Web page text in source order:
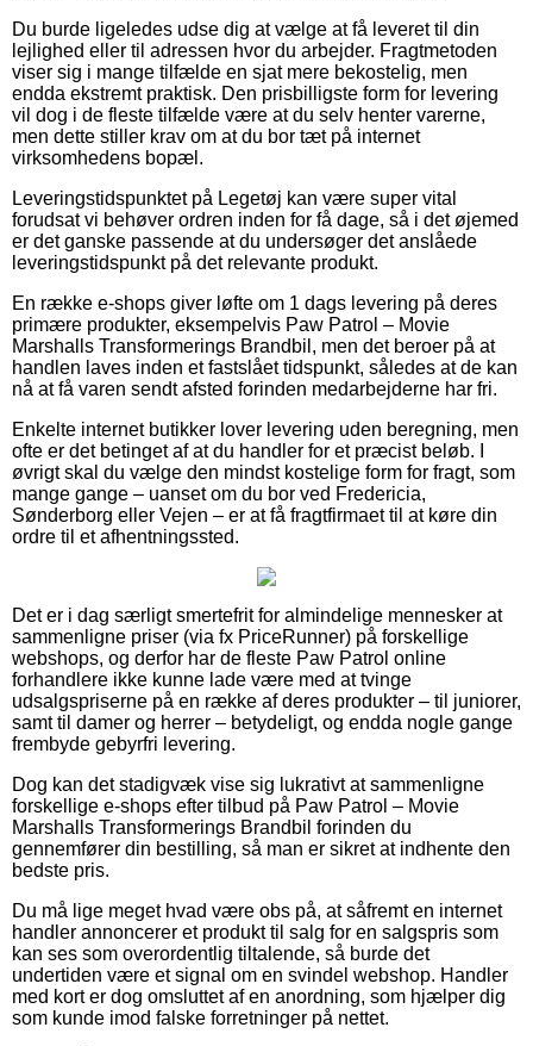
Du burde ligeledes udse dig at vælge at få leveret til din
lejlighed eller til adressen hvor du arbejder. Fragtmetoden
viser sig i mange tilfælde en sjat mere bekostelig, men
endda ekstremt praktisk. Den prisbilligste form for levering
vil dog i de fleste tilfælde være at du selv henter varerne,
men dette stiller krav om at du bor tæt på internet
virksomhedens bopæl.
Leveringstidspunktet på Legetøj kan være super vital
forudsat vi behøver ordren inden for få dage, så i det øjemed
er det ganske passende at du undersøger det anslåede
leveringstidspunkt på det relevante produkt.
En række e-shops giver løfte om 1 dags levering på deres
primære produkter, eksempelvis Paw Patrol – Movie
Marshalls Transformerings Brandbil, men det beroer på at
handlen laves inden et fastslået tidspunkt, således at de kan
nå at få varen sendt afsted forinden medarbejderne har fri.
Enkelte internet butikker lover levering uden beregning, men
ofte er det betinget af at du handler for et præcist beløb. I
øvrigt skal du vælge den mindst kostelige form for fragt, som
mange gange – uanset om du bor ved Fredericia,
Sønderborg eller Vejen – er at få fragtfirmaet til at køre din
ordre til et afhentningssted.
Det er i dag særligt smertefrit for almindelige mennesker at
sammenligne priser (via fx PriceRunner) på forskellige
webshops, og derfor har de fleste Paw Patrol online
forhandlere ikke kunne lade være med at tvinge
udsalgspriserne på en række af deres produkter – til juniorer,
samt til damer og herrer – betydeligt, og endda nogle gange
frembyde gebyrfri levering.
Dog kan det stadigvæk vise sig lukrativt at sammenligne
forskellige e-shops efter tilbud på Paw Patrol – Movie
Marshalls Transformerings Brandbil forinden du
gennemfører din bestilling, så man er sikret at indhente den
bedste pris.
Du må lige meget hvad være obs på, at såfremt en internet
handler annoncerer et produkt til salg for en salgspris som
kan ses som overordentlig tiltalende, så burde det
undertiden være et signal om en svindel webshop. Handler
med kort er dog omsluttet af en anordning, som hjælper dig
som kunde imod falske forretninger på nettet.